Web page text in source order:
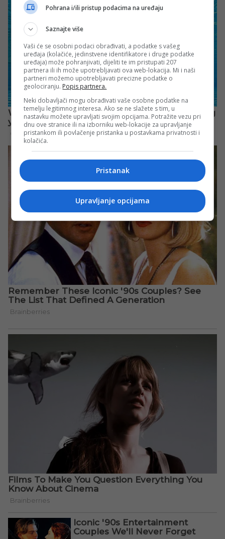
Pohrana i/ili pristup podacima na uređaju
Saznajte više
Vaši će se osobni podaci obrađivati, a podatke s vašeg
uređaja (kolačiće, jedinstvene identifikatore i druge podatke
uređaja) može pohranjivati, dijeliti te im pristupati 207
partnera ili ih može upotrebljavati ova web-lokacija. Mi i naši
partneri možemo upotrebljavati precizne podatke o
geolociranju. Popis partnera.
Neki dobavljači mogu obrađivati vaše osobne podatke na
temelju legitimnog interesa. Ako se ne slažete s tim, u
nastavku možete upravljati svojim opcijama. Potražite vezu pri
dnu ove stranice ili na izborniku web-lokacije za upravljanje
pristankom ili povlačenje pristanka u postavkama privatnosti i
kolačića.
Pristanak
Upravljanje opcijama